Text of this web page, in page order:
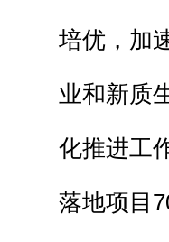
培优，加
业和新质
化推进工
落地项目